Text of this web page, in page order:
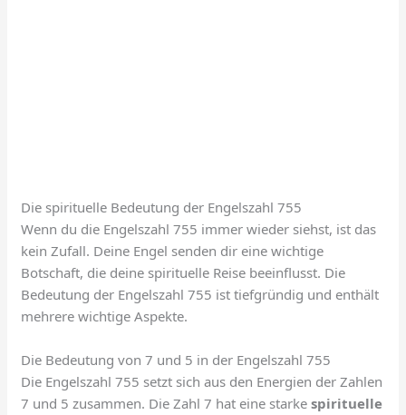
Die spirituelle Bedeutung der Engelszahl 755
Wenn du die Engelszahl 755 immer wieder siehst, ist das
kein Zufall. Deine Engel senden dir eine wichtige
Botschaft, die deine spirituelle Reise beeinflusst. Die
Bedeutung der Engelszahl 755 ist tiefgründig und enthält
mehrere wichtige Aspekte.
Die Bedeutung von 7 und 5 in der Engelszahl 755
Die Engelszahl 755 setzt sich aus den Energien der Zahlen
7 und 5 zusammen. Die Zahl 7 hat eine starkespirituelle